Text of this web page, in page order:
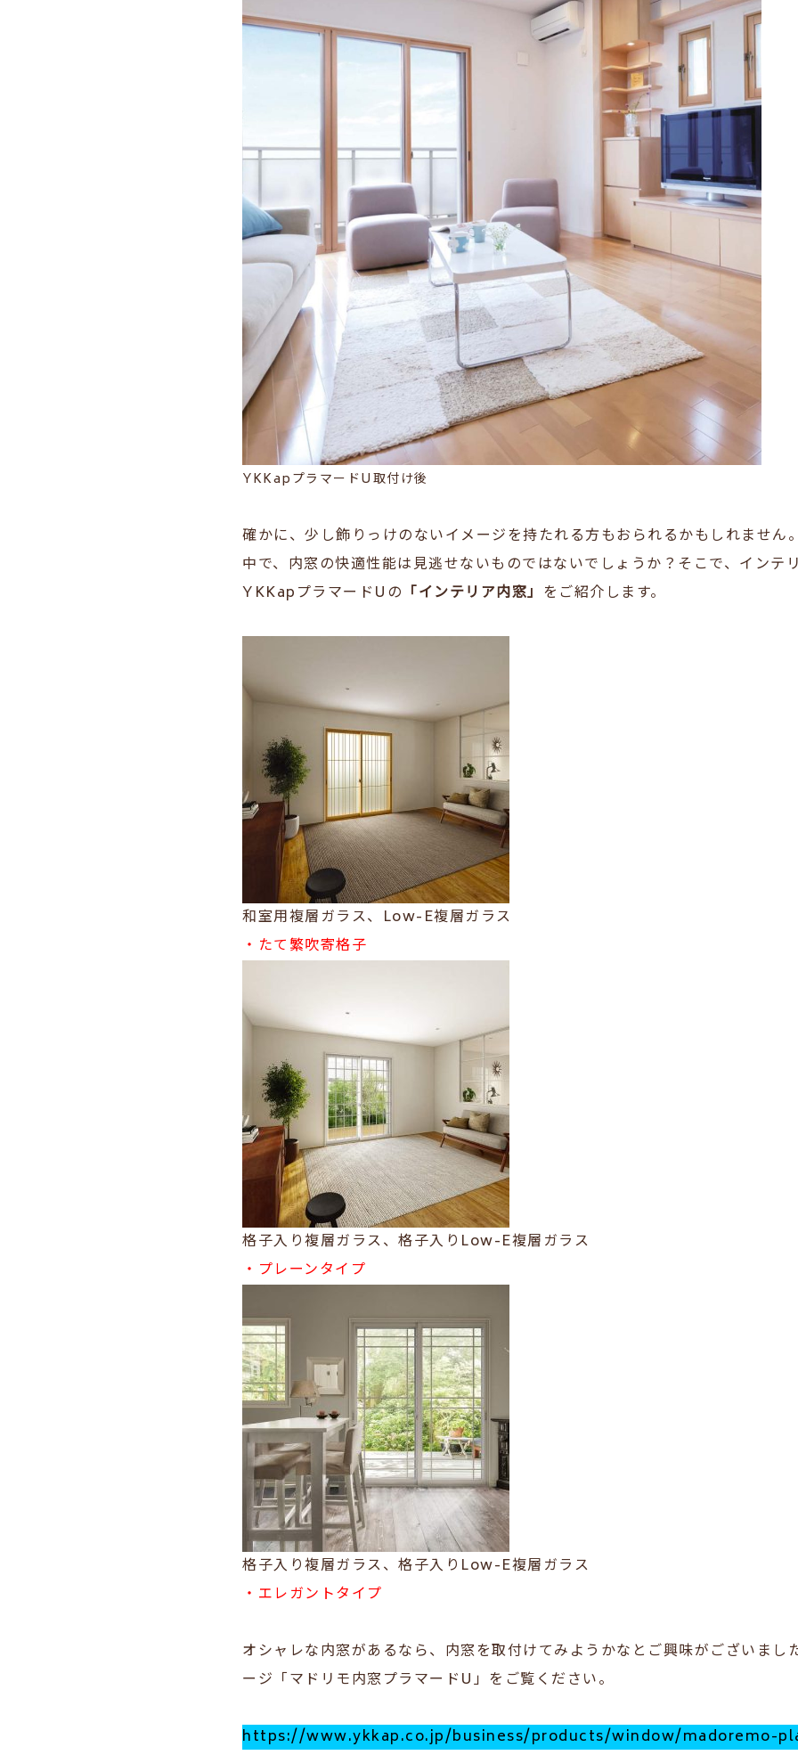
YKKapプラマードU取付け後
確かに、少し飾りっけのないイメージを持たれる方もおられるかもしれません
中で、内窓の快適性能は見逃せないものではないでしょうか？そこで、インテ
YKKapプラマードUの 「インテリア内窓」 をご紹介します。
和室用複層ガラス、Low-E複層ガラス
・たて繁吹寄格子
格子入り複層ガラス、格子入りLow-E複層ガラス
・プレーンタイプ
格子入り複層ガラス、格子入りLow-E複層ガラス
・エレガントタイプ
オシャレな内窓があるなら、内窓を取付けてみようかなとご興味がございま
ージ「マドリモ内窓プラマードU」をご覧ください。
https://www.ykkap.co.jp/business/products/window/madoremo-